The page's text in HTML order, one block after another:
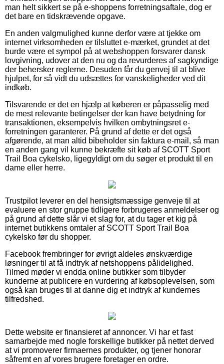
man helt sikkert se på e-shoppens forretningsaftale, dog er
det bare en tidskrævende opgave.
En anden valgmulighed kunne derfor være at tjekke om
internet virksomheden er tilsluttet e-mærket, grundet at det
burde være et sympol på at webshoppen forsvarer dansk
lovgivning, udover at den nu og da revurderes af sagkyndige
der behersker reglerne. Desuden får du genvej til at blive
hjulpet, for så vidt du udsættes for vanskeligheder ved dit
indkøb.
Tilsvarende er det en hjælp at køberen er påpasselig med
de mest relevante betingelser der kan have betydning for
transaktionen, eksempelvis hvilken ombytningsret e-
forretningen garanterer. På grund af dette er det også
afgørende, at man altid bibeholder sin faktura e-mail, så man
en anden gang vil kunne bekræfte sit køb af SCOTT Sport
Trail Boa cykelsko, ligegyldigt om du søger et produkt til en
dame eller herre.
Trustpilot leverer en del hensigtsmæssige genveje til at
evaluere en stor gruppe tidligere forbrugeres anmeldelser og
på grund af dette slår vi et slag for, at du tager et kig på
internet butikkens omtaler af SCOTT Sport Trail Boa
cykelsko før du shopper.
Facebook frembringer for øvrigt aldeles ønskværdige
løsninger til at få indtryk af netshoppens pålidelighed.
Tilmed møder vi endda online butikker som tilbyder
kunderne at publicere en vurdering af købsoplevelsen, som
også kan bruges til at danne dig et indtryk af kundernes
tilfredshed.
Dette website er finansieret af annoncer. Vi har et fast
samarbejde med nogle forskellige butikker på nettet derved
at vi promoverer firmaernes produkter, og tjener honorar
såfremt en af vores brugere foretager en ordre.